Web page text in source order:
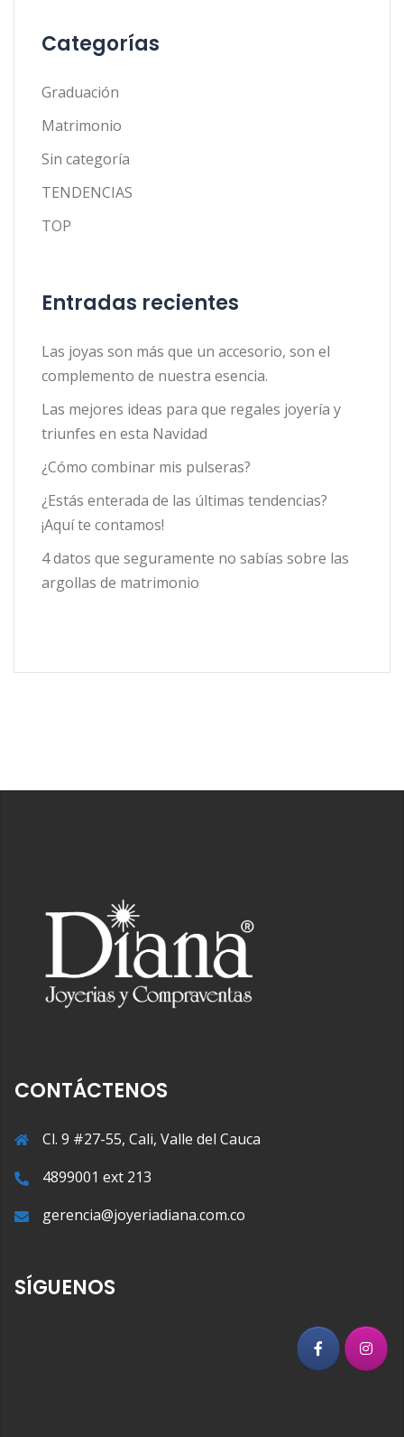
Categorías
Graduación
Matrimonio
Sin categoría
TENDENCIAS
TOP
Entradas recientes
Las joyas son más que un accesorio, son el
complemento de nuestra esencia.
Las mejores ideas para que regales joyería y
triunfes en esta Navidad
¿Cómo combinar mis pulseras?
¿Estás enterada de las últimas tendencias?
¡Aquí te contamos!
4 datos que seguramente no sabías sobre las
argollas de matrimonio
CONTÁCTENOS
Cl. 9 #27-55, Cali, Valle del Cauca
4899001 ext 213
gerencia@joyeriadiana.com.co
SÍGUENOS